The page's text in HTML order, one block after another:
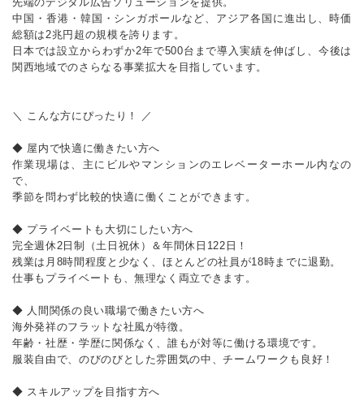
中国・香港・韓国・シンガポールなど、アジア各国に進出し、時価
総額は2兆円超の規模を誇ります。
日本では設立からわずか2年で500台まで導入実績を伸ばし、今後は
関西地域でのさらなる事業拡大を目指しています。
＼ こんな方にぴったり！ ／
◆ 屋内で快適に働きたい方へ
作業現場は、主にビルやマンションのエレベーターホール内なの
で、
季節を問わず比較的快適に働くことができます。
◆ プライベートも大切にしたい方へ
完全週休2日制（土日祝休）＆年間休日122日！
残業は月8時間程度と少なく、ほとんどの社員が18時までに退勤。
仕事もプライベートも、無理なく両立できます。
◆ 人間関係の良い職場で働きたい方へ
海外発祥のフラットな社風が特徴。
年齢・社歴・学歴に関係なく、誰もが対等に働ける環境です。
服装自由で、のびのびとした雰囲気の中、チームワークも良好！
◆ スキルアップを目指す方へ